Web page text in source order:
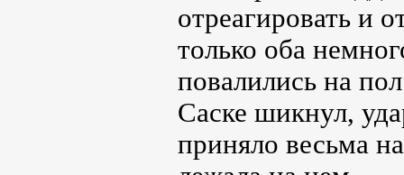
отреагировать и
только оба
повалились на
Саске шикнул,
приняло весьма